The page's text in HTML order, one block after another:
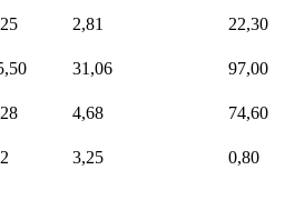
2,81 22,30
31,06 97,00
4,68 74,60
3,25 0,80